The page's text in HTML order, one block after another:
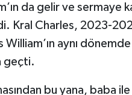
da gelir ve sermaye
Kral Charles, 2023-
aynı
geçti.
bu yana, baba